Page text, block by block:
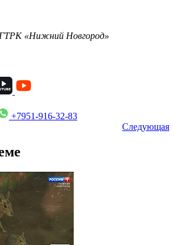
ГТРК «Нижний Новгород»
+7951-916-32-83
Следующая